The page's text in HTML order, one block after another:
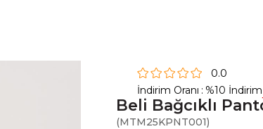
Beli Bağcıklı
(MTM25KPNT001)
0.0
İndirim Oranı : %10 İndirim